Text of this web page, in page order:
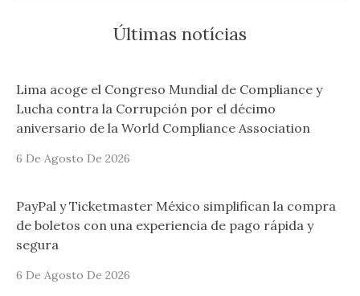
Últimas notícias
Lima acoge el Congreso Mundial de Compliance y
Lucha contra la Corrupción por el décimo
aniversario de la World Compliance Association
6 De Agosto De 2026
PayPal y Ticketmaster México simplifican la compra
de boletos con una experiencia de pago rápida y
segura
6 De Agosto De 2026